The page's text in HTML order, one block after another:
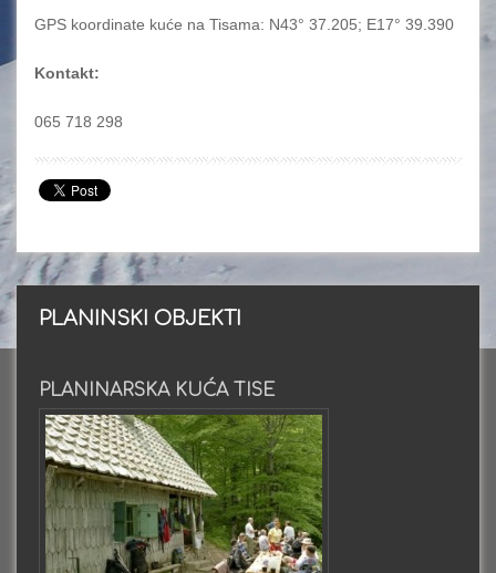
GPS koordinate kuće na Tisama: N43° 37.205; E17° 39.390
Kontakt:
065 718 298
PLANINSKI OBJEKTI
PLANINARSKA KUĆA TISE